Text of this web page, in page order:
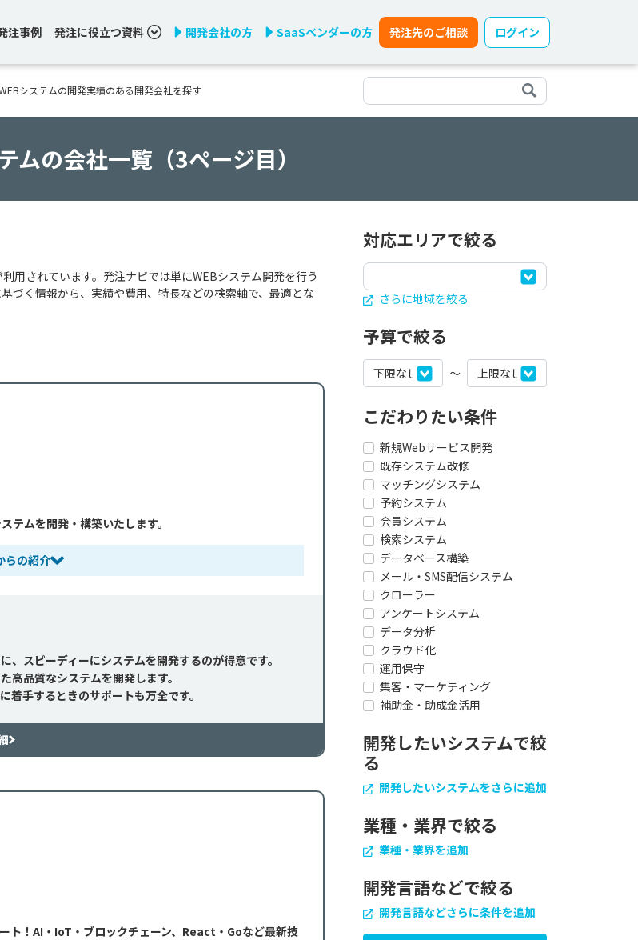
注事例 発注に役立つ資料 開発会社の方 SaaSベンダーの方 発注先のご相談 ログイン
システムの開発実績のある開発会社を探す
ムの会社一覧（3ページ目）
用されています。発注ナビでは単にWEBシステム開発を行う
づく情報から、実績や費用、特長などの検索軸で、最適とな
テムを開発・構築いたします。
らの紹介
スピーディーにシステムを開発するのが得意です。
高品質なシステムを開発します。
手するときのサポートも万全です。
ト！AI・IoT・ブロックチェーン、React・Goなど最新技
対応エリアで絞る
さらに地域を絞る
予算で絞る
〜
こだわりたい条件
新規Webサービス開発
既存システム改修
マッチングシステム
予約システム
会員システム
検索システム
データベース構築
メール・SMS配信システム
クローラー
アンケートシステム
データ分析
クラウド化
運用保守
集客・マーケティング
補助金・助成金活用
開発したいシステムで絞
る
開発したいシステムをさらに追加
業種・業界で絞る
業種・業界を追加
開発言語などで絞る
開発言語などさらに条件を追加